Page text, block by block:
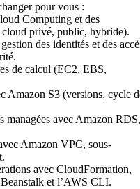
pour vous :
Computing et des
cloud privé, public, hybride).
des identités et des
de calcul (EC2, EBS,
Amazon S3 (versions, cycle
managées avec Amazon RDS,
Amazon VPC, sous-
avec CloudFormation,
et l’AWS CLI.